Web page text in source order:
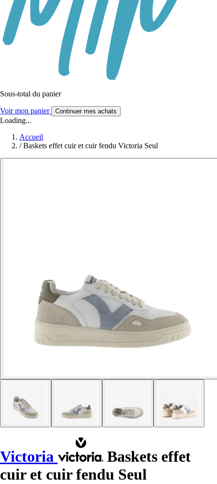
Sous-total du panier
Voir mon panier Continuer mes achats
Loading...
Accueil
/ Baskets effet cuir et cuir fendu Victoria Seul
Victoria
Baskets effet
cuir et cuir fendu Seul